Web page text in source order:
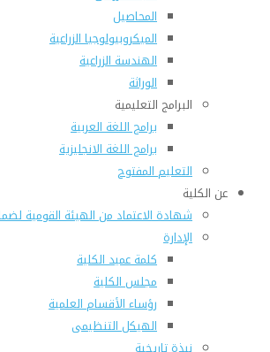
المحاصيل
الميكروبيولوجيا الزراعية
الهندسة الزراعية
الوراثة
البرامج التعليمية
برامج اللغة العربية
برامج اللغة الانجليزية
التعليم المفتوح
عن الكلية
شهادة الاعتماد من الهيئة القومية
الإدارة
كلمة عميد الكلية
مجلس الكلية
رؤساء الأقسام العلمية
الهيكل التنظيمى